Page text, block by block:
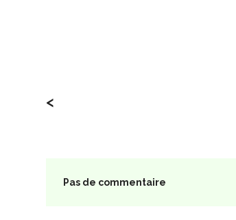
<
Pas de commentaire